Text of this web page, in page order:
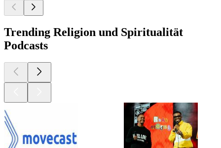
Trending Religion und Spiritualität
Podcasts